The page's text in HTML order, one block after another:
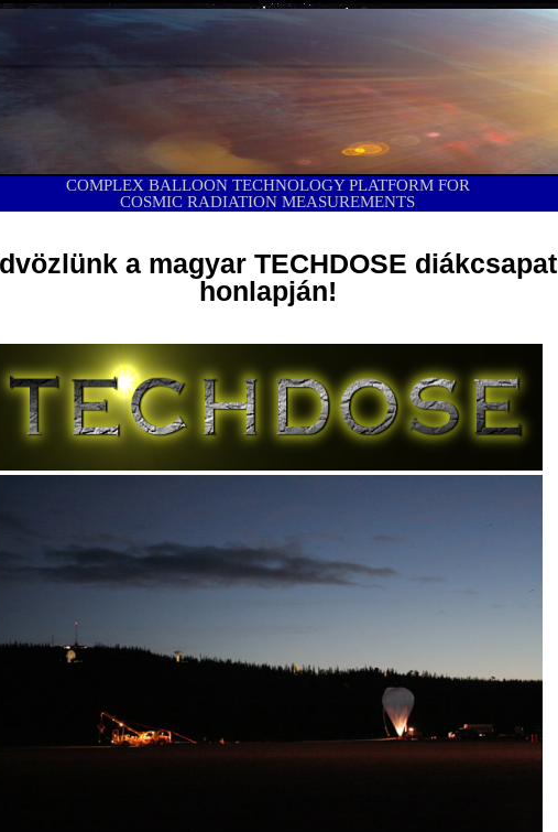
COMPLEX BALLOON TECHNOLOGY PLATFORM FOR
COSMIC RADIATION MEASUREMENTS
a magyar TECHDOSE diákcsapat
honlapján!